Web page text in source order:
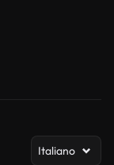
Italiano